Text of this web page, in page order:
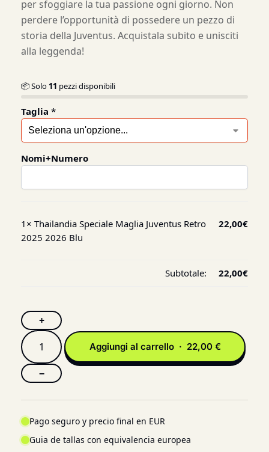
per sfoggiare la tua passione ogni giorno. Non
perdere l’opportunità di possedere un pezzo di
storia della Juventus. Acquistala subito e unisciti
alla leggenda!
📦 Solo 11 pezzi disponibili
Taglia *
Nomi+Numero
1× Thailandia Speciale Maglia Juventus Retro
2025 2026 Blu
22,00€
Subtotale: 22,00€
+
−
Aggiungi al carrello · 22,00 €
Pago seguro y precio final en EUR
Guia de tallas con equivalencia europea